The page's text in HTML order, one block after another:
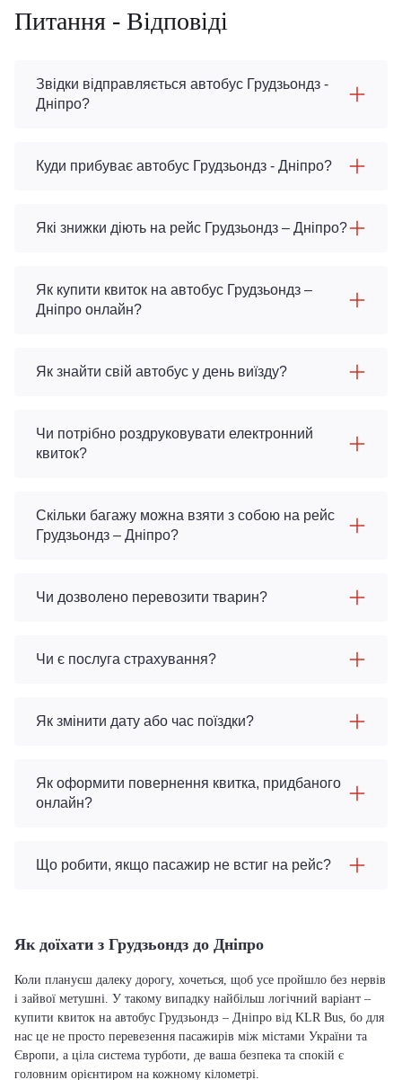
Питання - Відповіді
Звідки відправляється автобус Грудзьондз -
Дніпро?
Куди прибуває автобус Грудзьондз - Дніпро?
Які знижки діють на рейс Грудзьондз – Дніпро?
Як купити квиток на автобус Грудзьондз –
Дніпро онлайн?
Як знайти свій автобус у день виїзду?
Чи потрібно роздруковувати електронний
квиток?
Скільки багажу можна взяти з собою на рейс
Грудзьондз – Дніпро?
Чи дозволено перевозити тварин?
Чи є послуга страхування?
Як змінити дату або час поїздки?
Як оформити повернення квитка, придбаного
онлайн?
Що робити, якщо пасажир не встиг на рейс?
Як доїхати з Грудзьондз до Дніпро
Коли плануєш далеку дорогу, хочеться, щоб усе пройшло без нервів
і зайвої метушні. У такому випадку найбільш логічний варіант –
купити квиток на автобус Грудзьондз – Дніпро від KLR Bus, бо для
нас це не просто перевезення пасажирів між містами України та
Європи, а ціла система турботи, де ваша безпека та спокій є
головним орієнтиром на кожному кілометрі.